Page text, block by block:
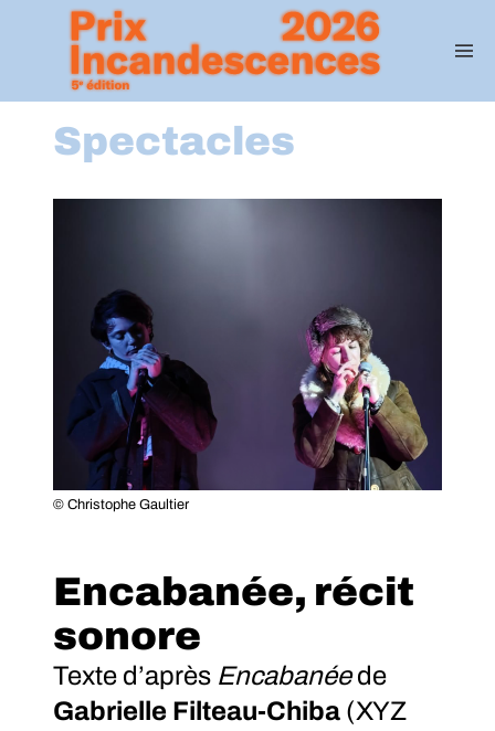
Spectacles
© Christophe Gaultier
Encabanée, récit
sonore
Texte d’après Encabanéede
Gabrielle Filteau-Chiba (XYZ